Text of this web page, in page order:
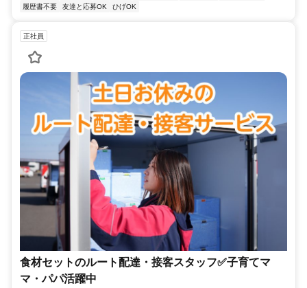
履歴書不要
友達と応募OK ひげOK
正社員
食材セットのルート配達・接客スタッフ✅子育てマ
マ・パパ活躍中